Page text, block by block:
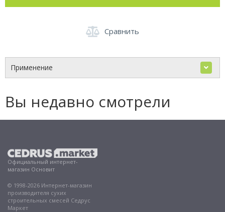
Сравнить
Применение
Вы недавно смотрели
Официальный интернет-
магазин Основит
© 1998-2026 Интернет-магазин
производителя сухих
строительных смесей Седрус
Маркет